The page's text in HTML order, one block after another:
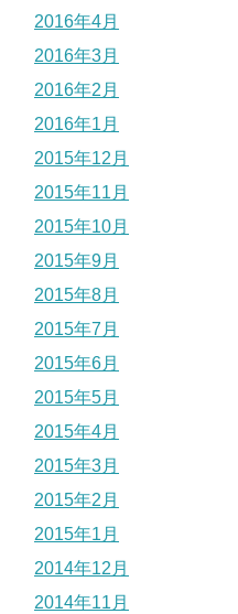
2016年4月
2016年3月
2016年2月
2016年1月
2015年12月
2015年11月
2015年10月
2015年9月
2015年8月
2015年7月
2015年6月
2015年5月
2015年4月
2015年3月
2015年2月
2015年1月
2014年12月
2014年11月